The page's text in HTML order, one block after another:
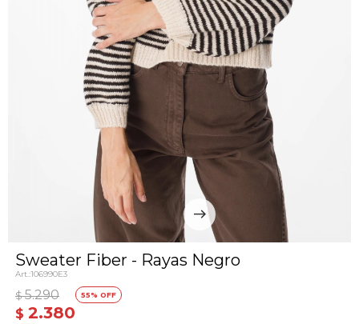
Sweater Fiber - Rayas Negro
106990E3
$ 2.380
$ 5.290 55